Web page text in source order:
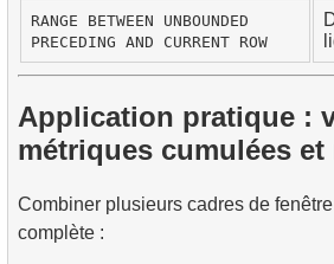
RANGE BETWEEN UNBOUNDED
PRECEDING AND CURRENT ROW
Application pratique :
métriques cumulées
Combiner plusieurs cadres de
complète :